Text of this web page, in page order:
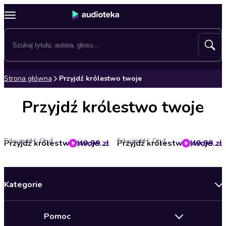
Strona główna Przyjdź królestwo twoje
Przyjdź królestwo twoje
Przyjdź królestwo twoje. Tom I - Władza i wiara
Edward H. Gryf 49,99 zł Przyjdź królestwo twoje. Tom II - Przymierze
Edward H. Gryf 49,99 zł
Kategorie
Pomoc